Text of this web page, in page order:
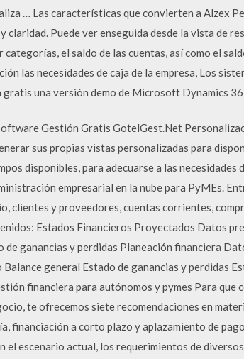
… Las características que convierten a Alzex
claridad. Puede ver enseguida desde la vista de
el saldo de las cuentas, así como el
las necesidades de caja de la empresa, Los
gratis una versión demo de Microsoft Dynamics
Gestión Gratis GotelGest.Net
sus propias vistas personalizadas para
disponibles, para adecuarse a las
empresarial en la nube para PyMEs.
clientes y proveedores, cuentas corrientes,
Estados Financieros Proyectados Datos
de ganancias y perdidas Planeación financiera
general Estado de ganancias y perdidas
financiera para autónomos y pymes Para que
te ofrecemos siete recomendaciones en
financiación a corto plazo y aplazamiento de
el escenario actual, los requerimientos de